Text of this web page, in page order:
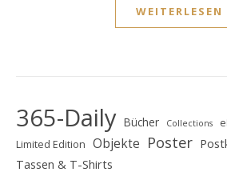
WEITERLESEN
365-Daily Bücher Collections
Limited Edition Objekte Poster
Tassen & T-Shirts